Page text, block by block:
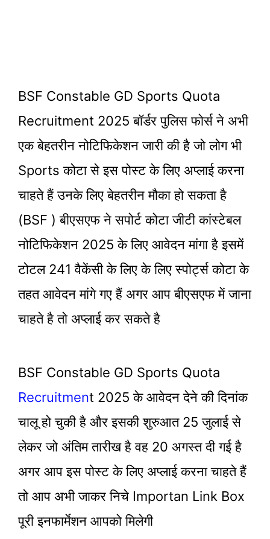
BSF Constable GD Sports Quota
Recruitment 2025 बॉर्डर पुलिस फोर्स ने अभी
एक बेहतरीन नोटिफिकेशन जारी की है जो लोग भी
Sports कोटा से इस पोस्ट के लिए अप्लाई करना
चाहते हैं उनके लिए बेहतरीन मौका हो सकता है
(BSF ) बीएसएफ ने सपोर्ट कोटा जीटी कांस्टेबल
नोटिफिकेशन 2025 के लिए आवेदन मांगा है इसमें
टोटल 241 वैकेंसी के लिए के लिए स्पोर्ट्स कोटा के
तहत आवेदन मांगे गए हैं अगर आप बीएसएफ में जाना
चाहते है तो अप्लाई कर सकते है
BSF Constable GD Sports Quota
RecruitmenT 2025 के आवेदन देने की दिनांक
चालू हो चुकी है और इसकी शुरुआत 25 जुलाई से
लेकर जो अंतिम तारीख है वह 20 अगस्त दी गई है
अगर आप इस पोस्ट के लिए अप्लाई करना चाहते हैं
तो आप अभी जाकर निचे Importan Link Box
पूरी इनफार्मेशन आपको मिलेगी